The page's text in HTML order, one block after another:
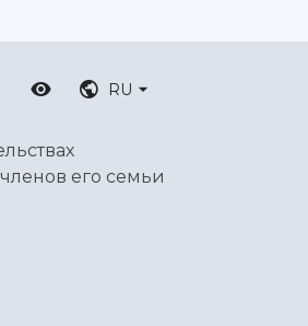
RU
его семьи